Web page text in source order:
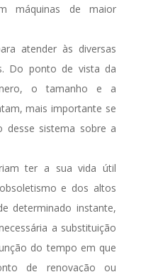
máquinas de maior
atender às diversas
Do ponto de vista da
o tamanho e a
mais importante se
desse sistema sobre a
ter a sua vida útil
e dos altos
determinado instante,
a substituição
do tempo em que
de renovação ou